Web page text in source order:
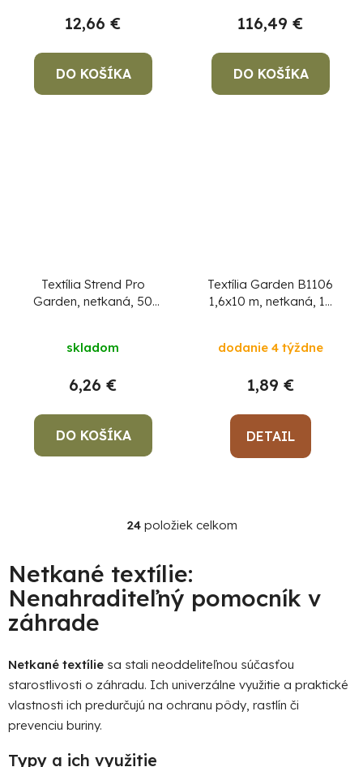
12,66 €
DO KOŠÍKA
116,49 €
DO KOŠÍKA
Textília Strend Pro
Garden, netkaná, 50
na 5%
skladom
6,26 €
DO KOŠÍKA
Textília Garden B1106
1,6x10 m, netkaná, 17
dodanie 4 týždne
1,89 €
DETAIL
O
l
á
d
i
e
p
r
24položiek celkom
Netkané textílie:
Nenahraditeľný pomocník v
záhrade
Netkané textílie sa stali neoddeliteľnou súčasťou
starostlivosti o záhradu. Ich univerzálne využitie a praktické
vlastnosti ich predurčujú na ochranu pôdy, rastlín či
prevenciu buriny.
Typy a ich využitie